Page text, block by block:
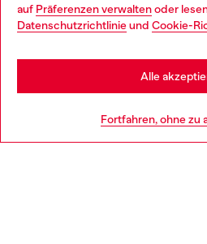
auf Präferenzen verwaltenoder
Datenschutzrichtlinieund Cookie-
Fortfahren, ohne zu
Alle
Mehr
You are currently browsing
you may be based in United States